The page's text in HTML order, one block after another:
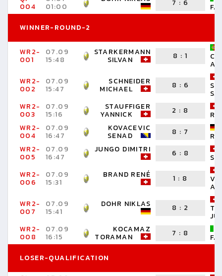
004 01:00 7 : 6
WINNER-ROUND-2
WR2-
001
07.09
15:48
STARKERMANN
SILVAN 8 :1
WR2-
002
07.09
15:47
SCHNEIDER
MICHAEL 8 : 6
WR2-
003
07.09
15:16
STAUFFIGER
YANNICK 2 : 8
WR2-
004
07.09
16:47
KOVACEVIC
SENAD 8 : 7
WR2-
005
07.09
16:47
JUNGO DIMITRI 6 : 8
WR2-
006
07.09
15:31
BRAND RENÉ 1 : 8
WR2-
007
07.09
15:41
DOHR NIKLAS 8 : 2
WR2-
008
07.09
16:15
KOCAMAZ
TORAMAN 7 : 8
LOSER-QUALIFICATION